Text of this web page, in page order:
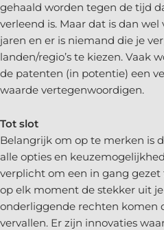
gehaald worden tegen de tijd
verleend is. Maar dat is dan
jaren en er is niemand die je
landen/regio’s te kiezen. Vaak
de patenten (in potentie) een
waarde vertegenwoordigen.
Tot slot
Belangrijk om op te merken is
alle opties en
verplicht om een in gang
op elk moment de stekker uit
onderliggende rechten komen
vervallen. Er zijn innovaties